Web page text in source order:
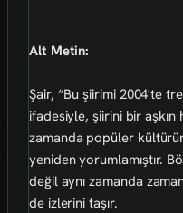
Alt Metin:
Şair, “Bu şiirimi 2004'te
ifadesiyle, şiirini bir aşkın
zamanda popüler
yeniden yorumlamıştır.
değil aynı zamanda
de izlerini taşır.